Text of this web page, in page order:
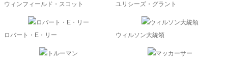
ウィンフィールド・スコット ユリシーズ・グラント
ロバート・E・リー ウィルソン大統領